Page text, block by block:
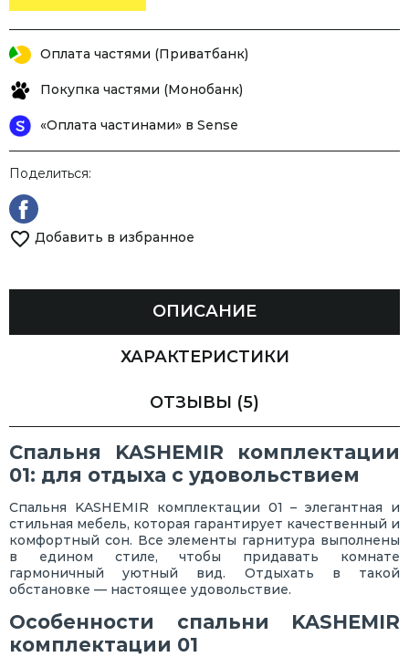
Оплата частями (Приватбанк)
Покупка частями (Монобанк)
«Оплата частинами» в Sense
Поделиться:
Добавить в избранное
ОПИСАНИЕ
ХАРАКТЕРИСТИКИ
ОТЗЫВЫ (5)
Спальня KASHEMIR комплектации
01: для отдыха с удовольствием
Спальня KASHEMIR комплектации 01 – элегантная и
стильная мебель, которая гарантирует качественный и
комфортный сон. Все элементы гарнитура выполнены
в едином стиле, чтобы придавать комнате
гармоничный уютный вид. Отдыхать в такой
обстановке — настоящее удовольствие.
Особенности спальни KASHEMIR
комплектации 01